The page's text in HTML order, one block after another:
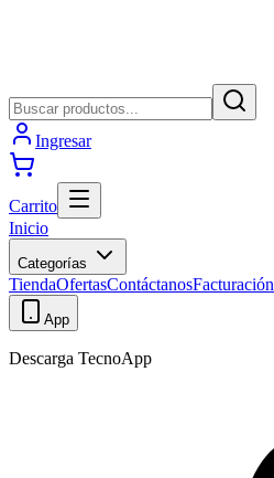
Ingresar
Carrito
Inicio
Categorías
TiendaOfertasContáctanosFacturación
App
Descarga TecnoApp